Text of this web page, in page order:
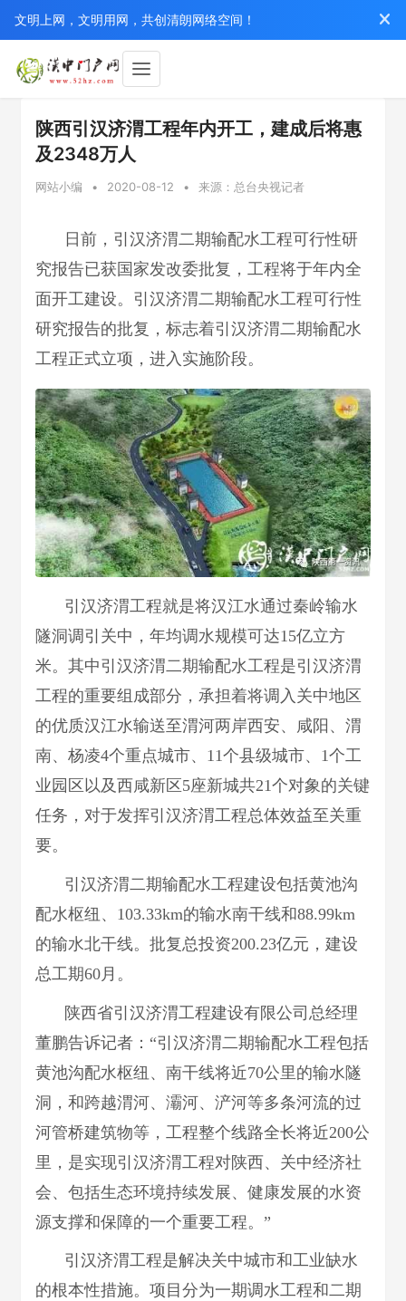
文明上网，文明用网，共创清朗网络空间！
陕西引汉济渭工程年内开工，建成后将惠
及2348万人
网站小编 • 2020-08-12 • 来源：总台央视记者
日前，引汉济渭二期输配水工程可行性研
究报告已获国家发改委批复，工程将于年内全
面开工建设。引汉济渭二期输配水工程可行性
研究报告的批复，标志着引汉济渭二期输配水
工程正式立项，进入实施阶段。
引汉济渭工程就是将汉江水通过秦岭输水
隧洞调引关中，年均调水规模可达15亿立方
米。其中引汉济渭二期输配水工程是引汉济渭
工程的重要组成部分，承担着将调入关中地区
的优质汉江水输送至渭河两岸西安、咸阳、渭
南、杨凌4个重点城市、11个县级城市、1个工
业园区以及西咸新区5座新城共21个对象的关键
任务，对于发挥引汉济渭工程总体效益至关重
要。
引汉济渭二期输配水工程建设包括黄池沟
配水枢纽、103.33km的输水南干线和88.99km
的输水北干线。批复总投资200.23亿元，建设
总工期60月。
陕西省引汉济渭工程建设有限公司总经理
董鹏告诉记者：“引汉济渭二期输配水工程包括
黄池沟配水枢纽、南干线将近70公里的输水隧
洞，和跨越渭河、灞河、浐河等多条河流的过
河管桥建筑物等，工程整个线路全长将近200公
里，是实现引汉济渭工程对陕西、关中经济社
会、包括生态环境持续发展、健康发展的水资
源支撑和保障的一个重要工程。”
引汉济渭工程是解决关中城市和工业缺水
的根本性措施。项目分为一期调水工程和二期